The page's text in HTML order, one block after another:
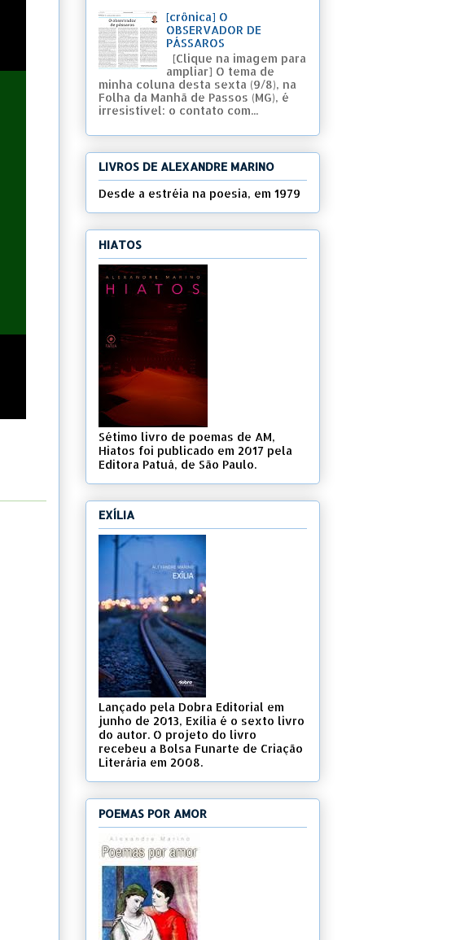
[crônica] O
OBSERVADOR DE
PÁSSAROS
[Clique na imagem para
ampliar] O tema de
minha coluna desta sexta (9/8), na
Folha da Manhã de Passos (MG), é
irresistível: o contato com...
LIVROS DE ALEXANDRE MARINO
Desde a estréia na poesia, em 1979
HIATOS
Sétimo livro de poemas de AM,
Hiatos foi publicado em 2017 pela
Editora Patuá, de São Paulo.
EXÍLIA
Lançado pela Dobra Editorial em
junho de 2013, Exília é o sexto livro
do autor. O projeto do livro
recebeu a Bolsa Funarte de Criação
Literária em 2008.
POEMAS POR AMOR